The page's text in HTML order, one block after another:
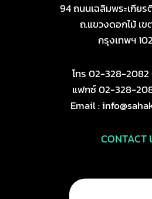
94 ถนนเฉลิมพระเกีย
ถ.แขวงดอกไม้ เข
กรุงเทพฯ
โทร 02-328-
แฟกซ์ 02-328-
Email :
CONTACT